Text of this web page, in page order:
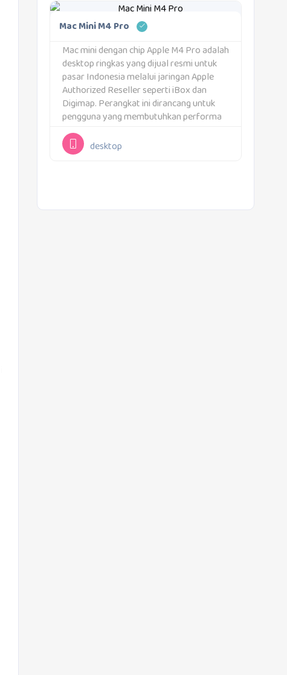
Mac Mini M4 Pro
Mac mini dengan chip Apple M4 Pro adalah
desktop ringkas yang dijual resmi untuk
pasar Indonesia melalui jaringan Apple
Authorized Reseller seperti iBox dan
Digimap. Perangkat ini dirancang untuk
pengguna yang membutuhkan performa
kelas profesional dalam ukuran yang
sangat kecil. Mac mini tidak dilengkapi
layar bawaan, sehingga pengguna dapat
desktop